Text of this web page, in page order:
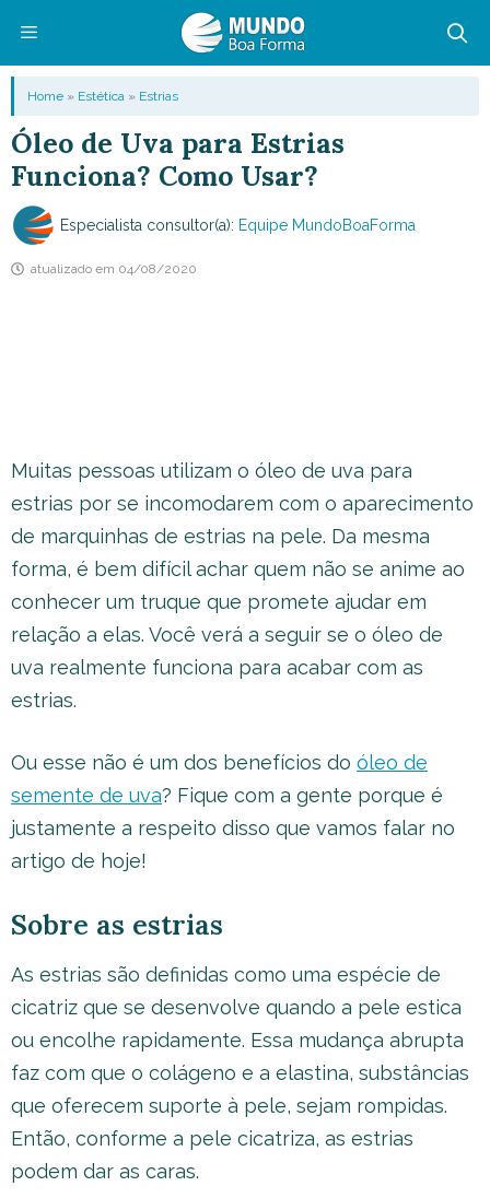
conteúdo
Menu
Home » Estética » Estrias
Óleo de Uva para Estrias
Funciona? Como Usar?
Especialista consultor(a): Equipe MundoBoaForma
atualizado em 04/08/2020
Muitas pessoas utilizam o óleo de uva para
estrias por se incomodarem com o aparecimento
de marquinhas de estrias na pele. Da mesma
forma, é bem difícil achar quem não se anime ao
conhecer um truque que promete ajudar em
relação a elas. Você verá a seguir se o óleo de
uva realmente funciona para acabar com as
estrias.
Ou esse não é um dos benefícios do óleo de
semente de uva? Fique com a gente porque é
justamente a respeito disso que vamos falar no
artigo de hoje!
Sobre as estrias
As estrias são definidas como uma espécie de
cicatriz que se desenvolve quando a pele estica
ou encolhe rapidamente. Essa mudança abrupta
faz com que o colágeno e a elastina, substâncias
que oferecem suporte à pele, sejam rompidas.
Então, conforme a pele cicatriza, as estrias
podem dar as caras.